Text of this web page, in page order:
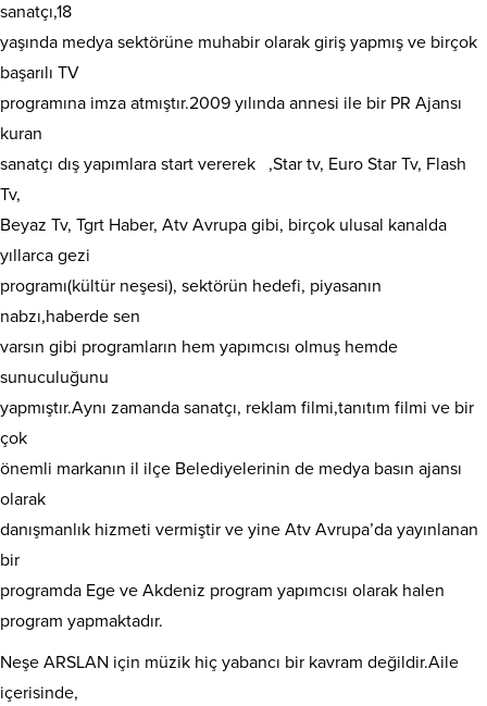
sanatçı,18
yaşında medya sektörüne muhabir olarak giriş yapmış ve birçok
başarılı TV
programına imza atmıştır.2009 yılında annesi ile bir PR Ajansı
kuran
sanatçı dış yapımlara start vererek ,Star tv, Euro Star Tv, Flash
Tv,
Beyaz Tv, Tgrt Haber, Atv Avrupa gibi, birçok ulusal kanalda
yıllarca gezi
programı(kültür neşesi), sektörün hedefi, piyasanın
nabzı,haberde sen
varsın gibi programların hem yapımcısı olmuş hemde
sunuculuğunu
yapmıştır.Aynı zamanda sanatçı, reklam filmi,tanıtım filmi ve bir
çok
önemli markanın il ilçe Belediyelerinin de medya basın ajansı
olarak
danışmanlık hizmeti vermiştir ve yine Atv Avrupa’da yayınlanan
bir
programda Ege ve Akdeniz program yapımcısı olarak halen
program yapmaktadır.
Neşe ARSLAN için müzik hiç yabancı bir kavram değildir.Aile
içerisinde,